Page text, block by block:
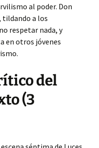
al poder. Don
tildando a los
respetar nada, y
en otros jóvenes
del
(3